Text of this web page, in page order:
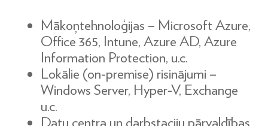
Mākoņtehnoloģijas – Microsoft Azure,
Office 365, Intune, Azure AD, Azure
Information Protection, u.c.
Lokālie (on-premise) risinājumi –
Windows Server, Hyper-V, Exchange
u.c.
Datu centra un darbstaciju pārvaldības